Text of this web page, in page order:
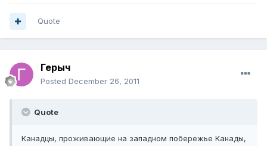
Quote
Герыч
Posted December 26, 2011
Quote
Канадцы, проживающие на западном побережье Канады,